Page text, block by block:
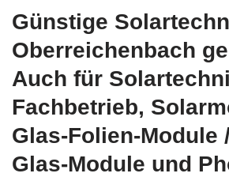
Günstige
Oberreichenbach
Auch für
Fachbetrieb,
Glas-Folien-Module
Glas-Module und